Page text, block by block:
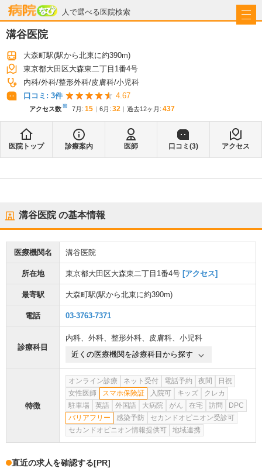
人で選べる医院検索
病院なび
溝谷医院
大森町駅(駅から北東に約390m)
東京都大田区大森東二丁目1番4号
内科 外科 整形外科 皮膚科 小児科
口コミ: 3件 4.67
アクセス数※ 7月 : 15 6月 : 32 過去12ヶ月: 437
医院トップ 診療案内 医師 口コミ(3) アクセス
溝谷医院の基本情報
医療機関名 溝谷医院
所在地 東京都大田区大森東二丁目1番4号 [アクセス]
最寄駅 大森町駅(駅から北東に約390m)
電話 03-3763-7371
診療科目
内科、 外科、 整形外科、 皮膚科、 小児科
近くの医療機関を診療科目から探す
特徴
オンライン診療 ネット受付 電話予約 夜間
日祝
女性医師
スマホ保険証 入院可 キッズ
クレカ
駐車場
英語 外国語 大病院 がん 在宅 訪問
DPC
バリアフリー
感染予防
セカンドオピニオン受診可
セカンドオピニオン情報提供可
地域連携
直近の求人を確認する[PR]